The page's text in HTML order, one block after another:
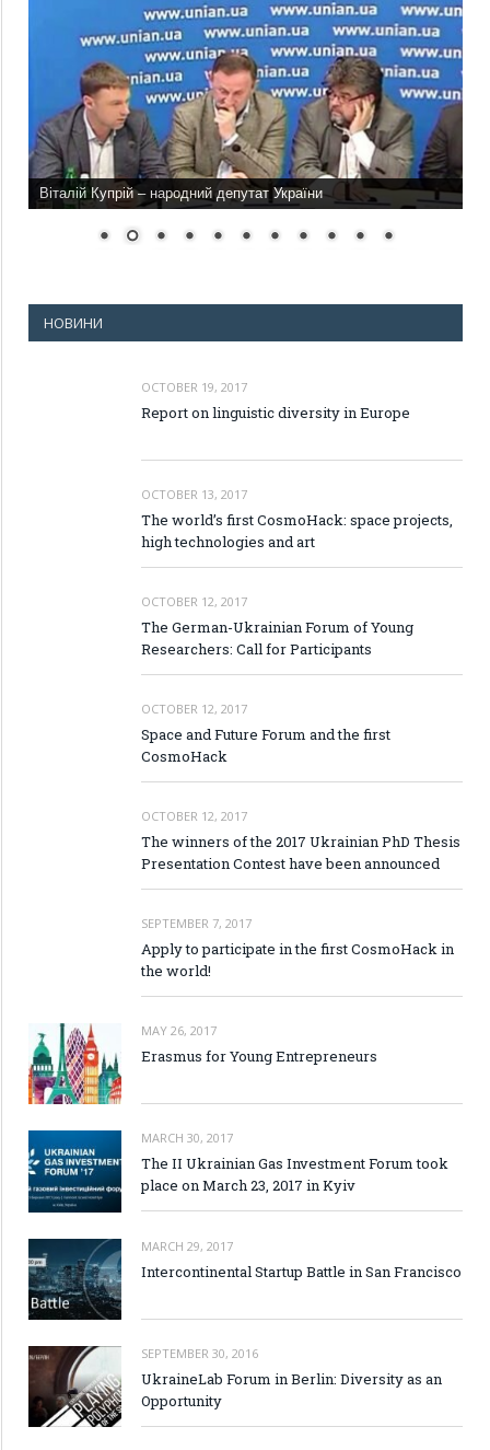
Віталій Купрій – народний депутат України
НОВИНИ
OCTOBER 19, 2017
Report on linguistic diversity in Europe
OCTOBER 13, 2017
The world’s first CosmoHack: space projects,
high technologies and art
OCTOBER 12, 2017
The German-Ukrainian Forum of Young
Researchers: Call for Participants
OCTOBER 12, 2017
Space and Future Forum and the first
CosmoHack
OCTOBER 12, 2017
The winners of the 2017 Ukrainian PhD Thesis
Presentation Contest have been announced
SEPTEMBER 7, 2017
Apply to participate in the first CosmoHack in
the world!
MAY 26, 2017
Erasmus for Young Entrepreneurs
MARCH 30, 2017
The II Ukrainian Gas Investment Forum took
place on March 23, 2017 in Kyiv
MARCH 29, 2017
Intercontinental Startup Battle in San Francisco
SEPTEMBER 30, 2016
UkraineLab Forum in Berlin: Diversity as an
Opportunity